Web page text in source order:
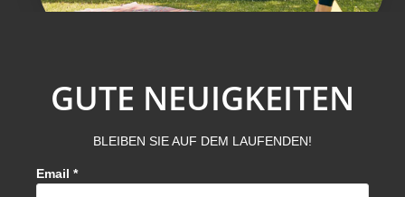
GUTE NEUIGKEITEN
BLEIBEN SIE AUF DEM LAUFENDEN!
Email *